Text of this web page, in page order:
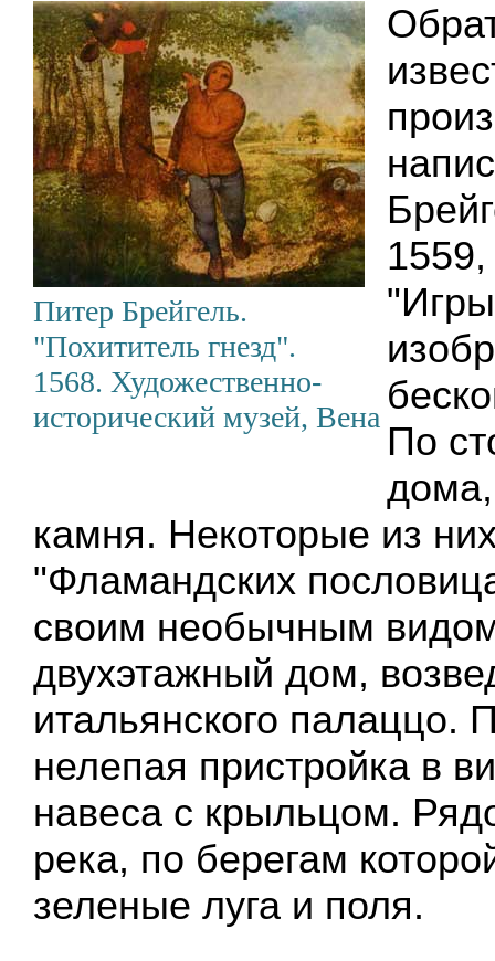
Питер Брейгель.
"Похититель гнезд".
1568. Художественно-
исторический музей, Вена
1559,
По
камня. Некоторые из
"Фламандских
своим необычным
двухэтажный дом,
итальянского палаццо.
нелепая пристройка в
навеса с крыльцом.
река, по берегам
зеленые луга и поля.